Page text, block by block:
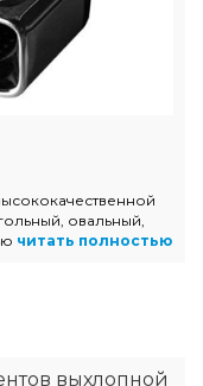
овальный,
читать полностью
выхлопной